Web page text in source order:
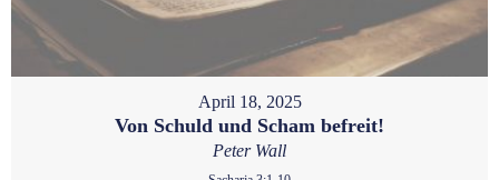
April 18, 2025
Von Schuld und Scham befreit!
Peter Wall